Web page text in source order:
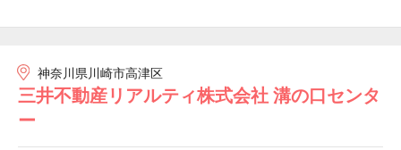
神奈川県川崎市高津区
三井不動産リアルティ株式会社 溝の口センタ
ー